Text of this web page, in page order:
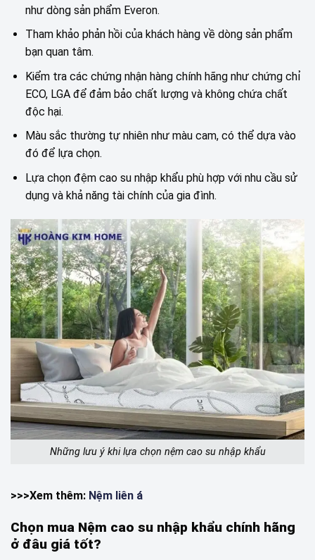
như dòng sản phẩm Everon.
Tham khảo phản hồi của khách hàng về dòng sản phẩm
bạn quan tâm.
Kiểm tra các chứng nhận hàng chính hãng như chứng chỉ
ECO, LGA để đảm bảo chất lượng và không chứa chất
độc hại.
Màu sắc thường tự nhiên như màu cam, có thể dựa vào
đó để lựa chọn.
Lựa chọn đệm cao su nhập khẩu phù hợp với nhu cầu sử
dụng và khả năng tài chính của gia đình.
Những lưu ý khi lựa chọn nệm cao su nhập khẩu
>>>Xem thêm: Nệm liên á
Chọn mua Nệm cao su nhập khẩu chính hãng
ở đâu giá tốt?